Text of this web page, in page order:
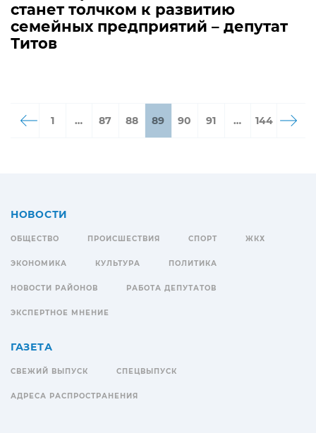
станет толчком к развитию
семейных предприятий – депутат
Титов
1 … 87 88 89 90 91 … 144
НОВОСТИ
ОБЩЕСТВО ПРОИСШЕСТВИЯ СПОРТ ЖКХ
ЭКОНОМИКА КУЛЬТУРА ПОЛИТИКА
НОВОСТИ РАЙОНОВ РАБОТА ДЕПУТАТОВ
ЭКСПЕРТНОЕ МНЕНИЕ
ГАЗЕТА
СВЕЖИЙ ВЫПУСК СПЕЦВЫПУСК
АДРЕСА РАСПРОСТРАНЕНИЯ